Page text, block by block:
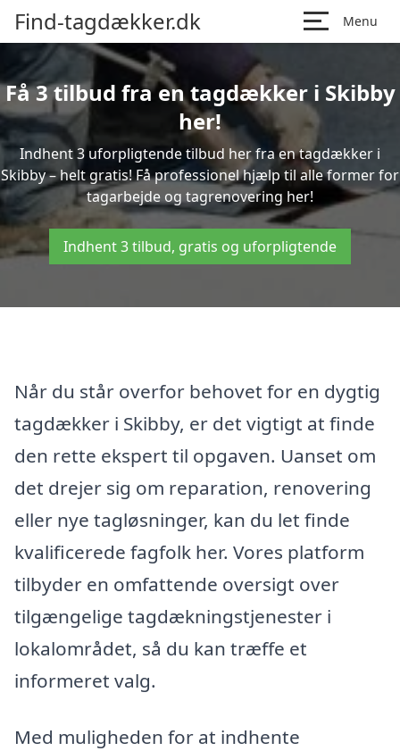
Find-tagdækker.dk Menu
Få 3 tilbud fra en tagdækker i Skibby
her!
Indhent 3 uforpligtende tilbud her fra en tagdækker i
Skibby – helt gratis! Få professionel hjælp til alle former for
tagarbejde og tagrenovering her!
Indhent 3 tilbud, gratis og uforpligtende
Når du står overfor behovet for en dygtig
tagdækker i Skibby, er det vigtigt at finde
den rette ekspert til opgaven. Uanset om
det drejer sig om reparation, renovering
eller nye tagløsninger, kan du let finde
kvalificerede fagfolk her. Vores platform
tilbyder en omfattende oversigt over
tilgængelige tagdækningstjenester i
lokalområdet, så du kan træffe et
informeret valg.
Med muligheden for at indhente